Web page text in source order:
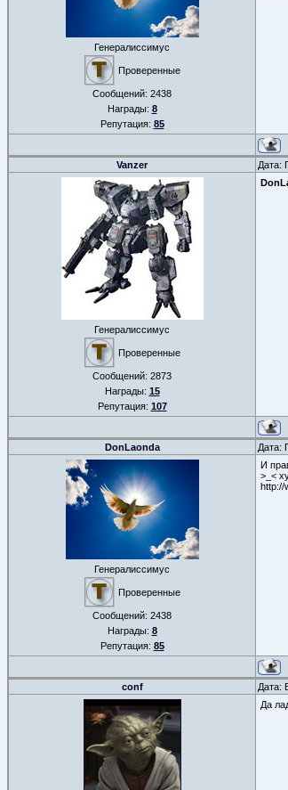
Генералиссимус
Проверенные
Сообщений: 2438
Награды: 8
Репутация: 85
Vanzer Дата:
Генералиссимус
Проверенные
Сообщений: 2873
Награды: 15
Репутация: 107
DonLaonda Дата:
Генералиссимус
Проверенные
Сообщений: 2438
Награды: 8
Репутация: 85
И
>_<
http://
conf Дата:
Да